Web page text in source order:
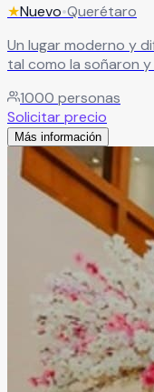
★Nuevo•Querétaro
Un lugar moderno y
tal como la soñaron y
principal con una
Leer más
1000 personas
Solicitar precio
Más información